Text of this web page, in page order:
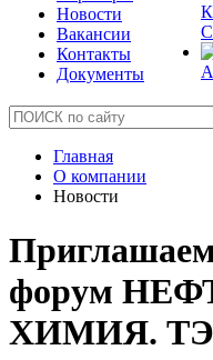
Новости
Вакансии
Контакты
Документы
Главная
О компании
Новости
форум
ХИМИЯ.